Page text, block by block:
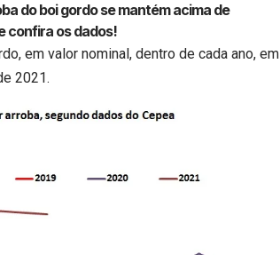
do boi gordo se mantém acima de
confira os dados!
em valor nominal, dentro de cada ano, em
2021.